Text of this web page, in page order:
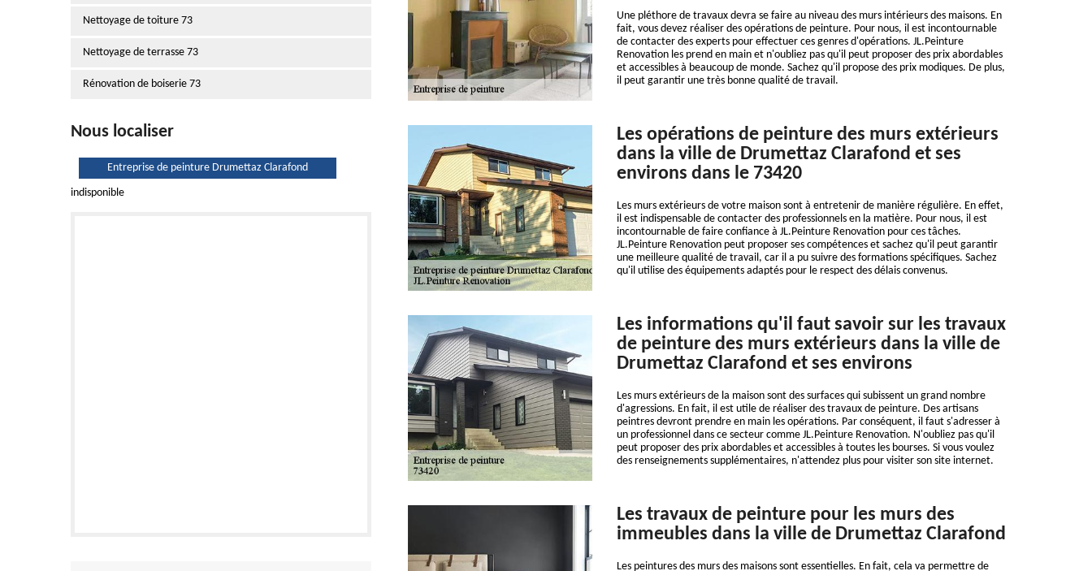
Nettoyage de toiture 73
Nettoyage de terrasse 73
Rénovation de boiserie 73
Nous localiser
Entreprise de peinture Drumettaz Clarafond
indisponible
Une pléthore de travaux devra se faire au niveau des murs intérieurs des maisons. En
fait, vous devez réaliser des opérations de peinture. Pour nous, il est incontournable
de contacter des experts pour effectuer ces genres d'opérations. JL.Peinture
Renovation les prend en main et n'oubliez pas qu'il peut proposer des prix abordables
et accessibles à beaucoup de monde. Sachez qu'il propose des prix modiques. De plus,
il peut garantir une très bonne qualité de travail.
Les opérations de peinture des murs extérieurs
dans la ville de Drumettaz Clarafond et ses
environs dans le 73420
Les murs extérieurs de votre maison sont à entretenir de manière régulière. En effet,
il est indispensable de contacter des professionnels en la matière. Pour nous, il est
incontournable de faire confiance à JL.Peinture Renovation pour ces tâches.
JL.Peinture Renovation peut proposer ses compétences et sachez qu'il peut garantir
une meilleure qualité de travail, car il a pu suivre des formations spécifiques. Sachez
qu'il utilise des équipements adaptés pour le respect des délais convenus.
Les informations qu'il faut savoir sur les travaux
de peinture des murs extérieurs dans la ville de
Drumettaz Clarafond et ses environs
Les murs extérieurs de la maison sont des surfaces qui subissent un grand nombre
d'agressions. En fait, il est utile de réaliser des travaux de peinture. Des artisans
peintres devront prendre en main les opérations. Par conséquent, il faut s'adresser à
un professionnel dans ce secteur comme JL.Peinture Renovation. N'oubliez pas qu'il
peut proposer des prix abordables et accessibles à toutes les bourses. Si vous voulez
des renseignements supplémentaires, n'attendez plus pour visiter son site internet.
Les travaux de peinture pour les murs des
immeubles dans la ville de Drumettaz Clarafond
Les peintures des murs des maisons sont essentielles. En fait, cela va permettre de